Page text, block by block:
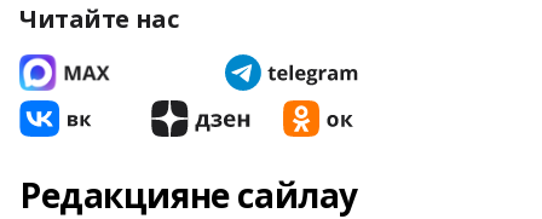
Читайте нас
Редакцияне сайлау